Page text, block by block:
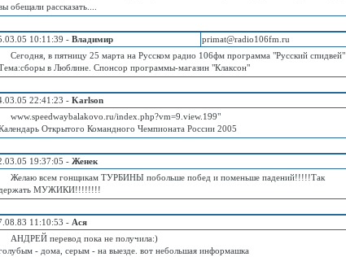
обещали рассказать....
10:11:39 - Владимир
primat@radio106fm.ru
Сегодня, в пятницу 25 марта на Русском радио 106фм программа "Русский спидвей"
в Люблине. Спонсор программы-магазин "Клаксон"
22:41:23 - Karlson
www.speedwaybalakovo.ru/index.php?vm=9.view.199"
Открытого Командного Чемпионата России 2005
19:37:05 - Женек
Желаю всем гонщикам ТУРБИНЫ побольше побед и поменьше падений!!!!!Так
МУЖИКИ!!!!!!!!
11:10:53 - Ася
АНДРЕЙ перевод пока не получила:)
- дома, серым - на выезде. вот небольшая информашка